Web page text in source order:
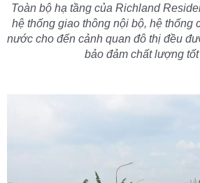
Toàn bộ hạ tầng của Richland
hệ thống giao thông nội bộ, hệ thống
nước cho đến cảnh quan đô thị đều
bảo đảm chất lượng tốt